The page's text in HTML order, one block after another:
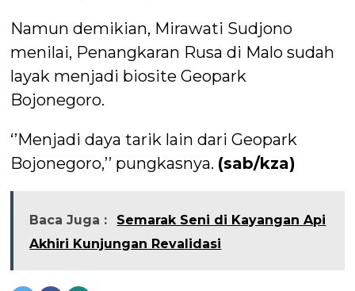
Namun demikian, Mirawati Sudjono
menilai, Penangkaran Rusa di Malo sudah
layak menjadi biosite Geopark
Bojonegoro.
‘’Menjadi daya tarik lain dari Geopark
Bojonegoro,’’ pungkasnya. (sab/kza)
Baca Juga :
Semarak Seni di Kayangan Api
Akhiri Kunjungan Revalidasi